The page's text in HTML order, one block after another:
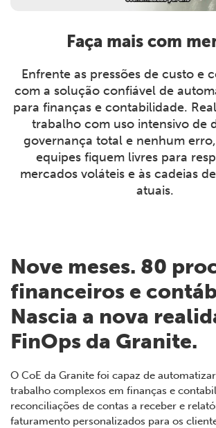
Faça mais com
Enfrente as pressões de custo e
com a solução confiável de
para finanças e contabilidade.
trabalho com uso intensivo de
governança total e nenhum
equipes fiquem livres para
mercados voláteis e às cadeias
atuais.
Nove meses. 80
financeiros e
Nascia a nova
FinOps da Granite.
O CoE da Granite foi capaz de
trabalho complexos em finanças e
reconciliações de contas a receber e
faturamento personalizados para os